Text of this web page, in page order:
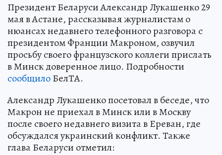
Президент Беларуси Александр Лукашенко 29
мая в Астане, рассказывая журналистам о
нюансах недавнего телефонного разговора с
президентом Франции Макроном, озвучил
просьбу своего французского коллеги прислать
в Минск доверенное лицо. Подробности
сообщилоБелТА.
Александр Лукашенко посетовал в беседе, что
Макрон не приехал в Минск или в Москву
после своего недавнего визита в Ереван, где
обсуждался украинский конфликт. Также
глава Беларуси отметил: